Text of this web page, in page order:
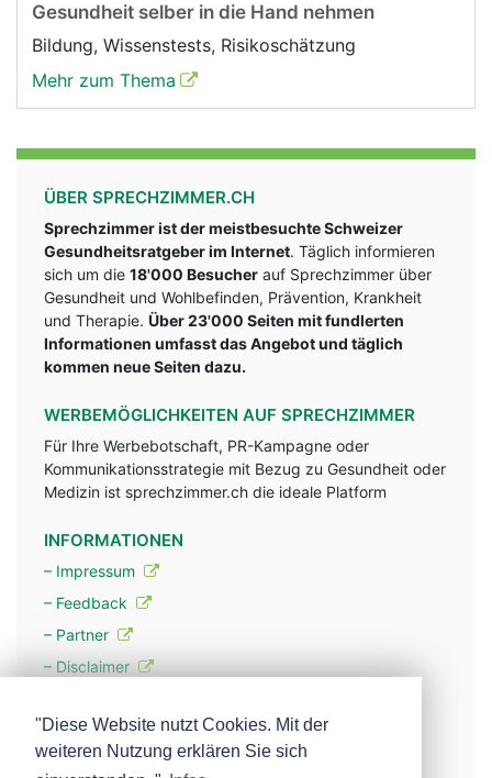
Gesundheit selber in die Hand nehmen
Bildung, Wissenstests, Risikoschätzung
Mehr zum Thema
ÜBER SPRECHZIMMER.CH
Sprechzimmer ist der meistbesuchte Schweizer
Gesundheitsratgeber im Internet. Täglich informieren
sich um die 18'000 Besucher auf Sprechzimmer über
Gesundheit und Wohlbefinden, Prävention, Krankheit
und Therapie. Über 23'000 Seiten mit fundlerten
Informationen umfasst das Angebot und täglich
kommen neue Seiten dazu.
WERBEMÖGLICHKEITEN AUF SPRECHZIMMER
Für Ihre Werbebotschaft, PR-Kampagne oder
Kommunikationsstrategie mit Bezug zu Gesundheit oder
Medizin ist sprechzimmer.ch die ideale Platform
INFORMATIONEN
– Impressum
– Feedback
– Partner
– Disclaimer
– Werbung
"Diese Website nutzt Cookies. Mit der
weiteren Nutzung erklären Sie sich